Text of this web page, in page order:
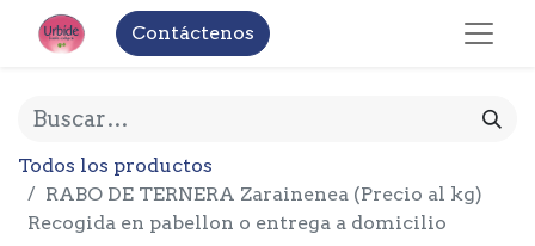
Contáctenos
Todos los productos
RABO DE TERNERA Zarainenea (Precio al kg)
Recogida en pabellon o entrega a domicilio